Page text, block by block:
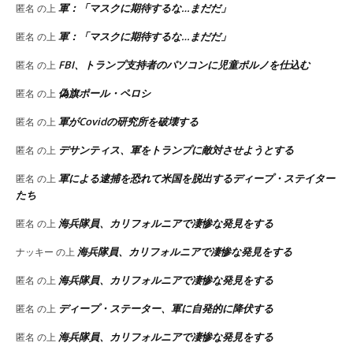
匿名 の上軍：「マスクに期待するな…まだだ」
匿名 の上軍：「マスクに期待するな…まだだ」
匿名 の上 FBI、トランプ支持者のパソコンに児童ポルノを仕込む
匿名 の上 偽旗ポール・ペロシ
匿名 の上軍がCovidの研究所を破壊する
匿名 の上 デサンティス、軍をトランプに敵対させようとする
匿名 の上軍による逮捕を恐れて米国を脱出するディープ・ステイター
たち
匿名 の上 海兵隊員、カリフォルニアで凄惨な発見をする
ナッキー の上 海兵隊員、カリフォルニアで凄惨な発見をする
匿名 の上 海兵隊員、カリフォルニアで凄惨な発見をする
匿名 の上 ディープ・ステーター、軍に自発的に降伏する
匿名 の上 海兵隊員、カリフォルニアで凄惨な発見をする